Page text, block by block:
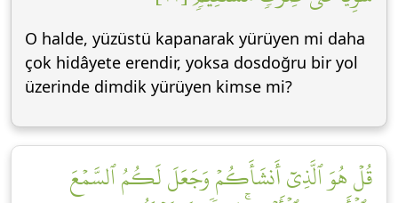
O halde, yüzüstü kapanarak yürüyen mi daha
çok hidâyete erendir, yoksa dosdoğru bir yol
üzerinde dimdik yürüyen kimse mi?
قُلۡ هُوَ ٱلَّذِيٓ أَنشَأَكُمۡ وَجَعَلَ لَكُمُ ٱلسَّمۡعَ